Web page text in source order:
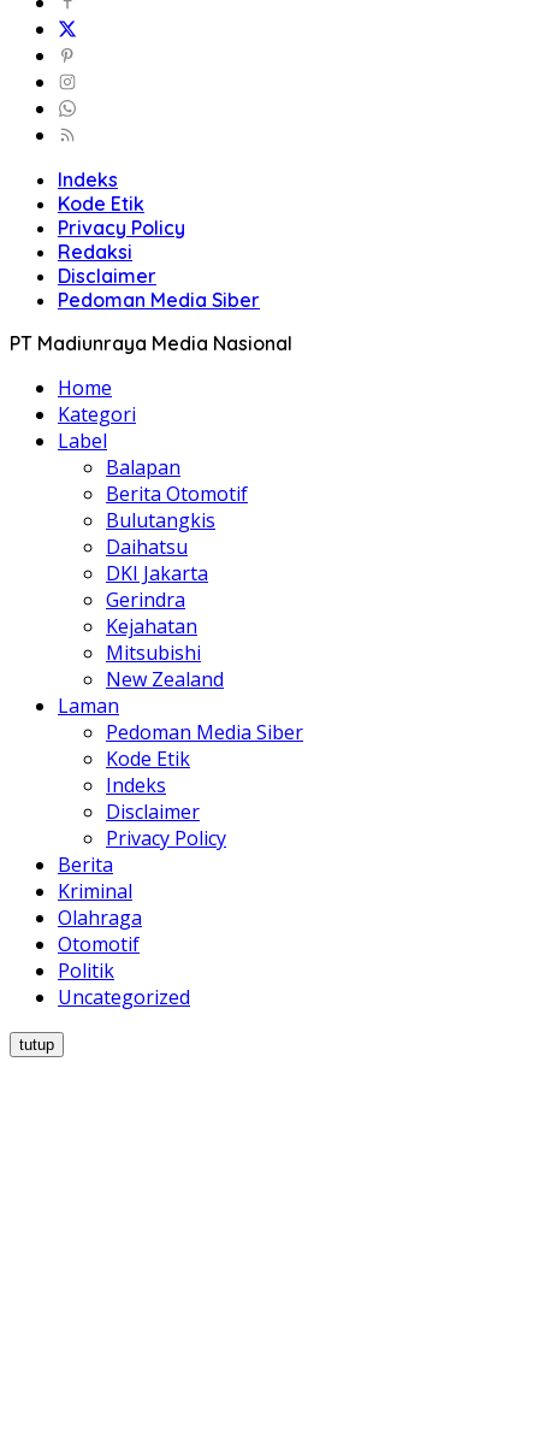
Indeks
Kode Etik
Privacy Policy
Redaksi
Disclaimer
Pedoman Media Siber
PT Madiunraya Media Nasional
Home
Kategori
Label
Balapan
Berita Otomotif
Bulutangkis
Daihatsu
DKI Jakarta
Gerindra
Kejahatan
Mitsubishi
New Zealand
Laman
Pedoman Media Siber
Kode Etik
Indeks
Disclaimer
Privacy Policy
Berita
Kriminal
Olahraga
Otomotif
Politik
Uncategorized
tutup